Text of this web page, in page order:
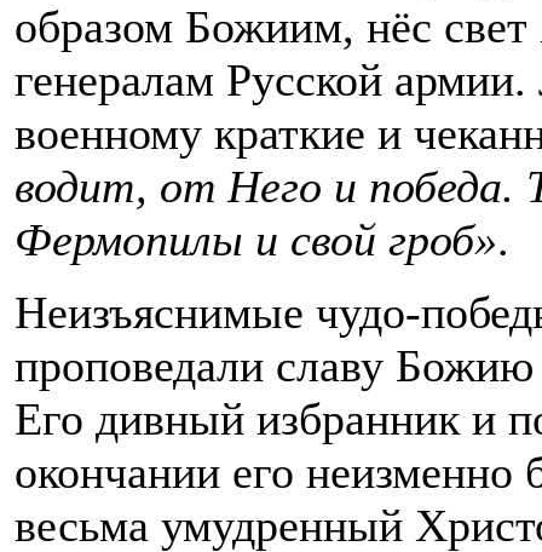
образом Божиим, нёс
генералам Русской
военному краткие и
водит, от Него и
Фермопилы и свой гроб».
Неизъяснимые чудо-
проповедали славу Божию
Его дивный избранник и
окончании его неизменно
весьма умудренный